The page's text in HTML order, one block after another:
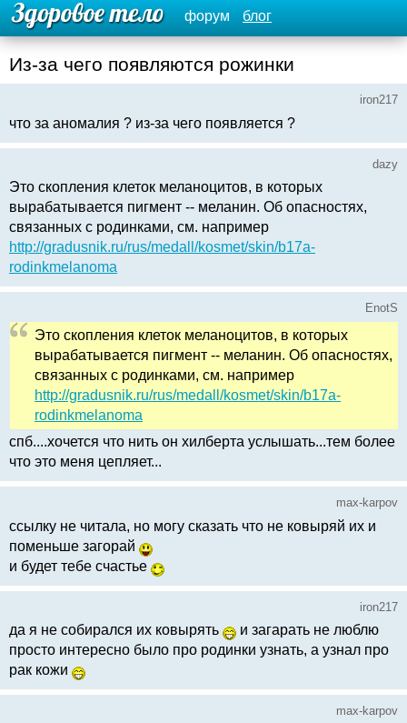
форум блог
Из-за чего появляются рожинки
iron217
что за аномалия ? из-за чего появляется ?
dazy
Это скопления клеток меланоцитов, в которых
вырабатывается пигмент -- меланин. Об опасностях,
связанных с родинками, см. например
http://gradusnik.ru/rus/medall/kosmet/skin/b17a-
rodinkmelanoma
EnotS
Это скопления клеток меланоцитов, в которых
вырабатывается пигмент -- меланин. Об опасностях,
связанных с родинками, см. например
http://gradusnik.ru/rus/medall/kosmet/skin/b17a-
rodinkmelanoma
спб....хочется что нить он хилберта услышать...тем более
что это меня цепляет...
max-karpov
ссылку не читала, но могу сказать что не ковыряй их и
поменьше загорай
и будет тебе счастье
iron217
да я не собирался их ковырять
и загарать не люблю
просто интересно было про родинки узнать, а узнал про
рак кожи
max-karpov